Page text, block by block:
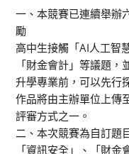
一、本競賽已連續舉辦
勵
高中生接觸「AI人工智
「財金會計」等議題
升學專業前，可以先行
作品將由主辦單位上傳
評審方式之一。
二、本次競賽為自訂題
「資訊安全」、「財